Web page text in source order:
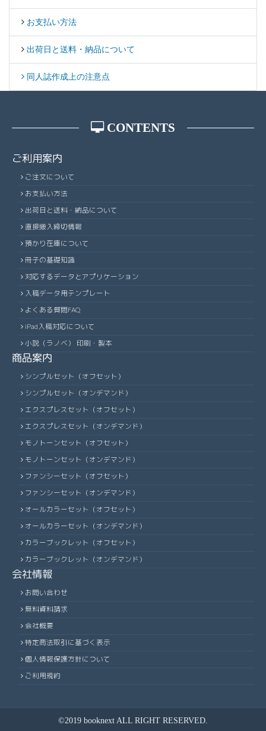
お支払い方法
出荷日と送料・納品について
同人誌作成上の注意点
CONTENTS
ご利用案内
ご注文について
お支払い方法
出荷日と送料・納品について
直接搬入締切情報
預かり在庫について
冊子の基礎知識
対応するデータとアプリケーション
入稿データ用テンプレート
よくある質問FAQ
iPad入稿対応について
小説（ラノベ） 印刷・製本
商品案内
シンプルセット（オフセット）
シンプルセット（オンデマンド）
エクスプレスセット（オフセット）
エクスプレスセット（オンデマンド）
モノトーンセット（オフセット）
モノトーンセット（オンデマンド）
ファンシーセット（オフセット）
ファンシーセット（オンデマンド）
オールカラーセット（オフセット）
オールカラーセット（オンデマンド）
カラーブックレット（オフセット）
カラーブックレット（オンデマンド）
会社情報
お問い合わせ
無料資料請求
会社概要
特定商法取引に基づく表示
個人情報保護方針について
ご利用規約
©2019 booknext ALL RIGHT RESERVED.